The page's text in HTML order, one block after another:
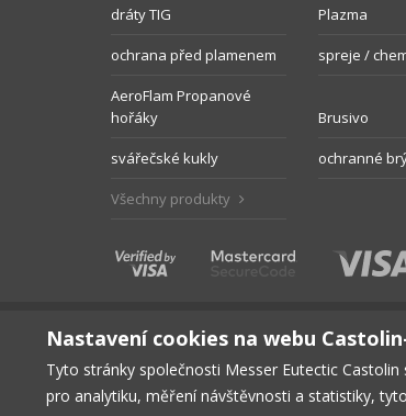
dráty TIG Plazma
ochrana před plamenem spreje /
AeroFlam Propanové
hořáky
Brusivo
svářečské kukly ochranné
Všechny produkty
HLAVNÍ STRÁNKA PRODUKTY KE STAŽENÍ
Nastavení cookies na webu
Tyto stránky společnosti Messer Eutectic
pro analytiku, měření návštěvnosti a statistiky,